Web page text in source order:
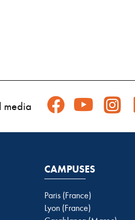
media
CAMPUSES
Paris (France)
Lyon (France)